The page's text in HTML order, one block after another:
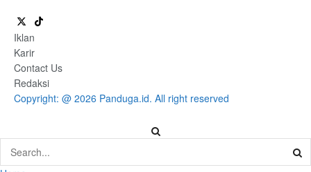
Iklan
Karir
Contact Us
Redaksi
Copyright: @ 2026 Panduga.id. All right reserved